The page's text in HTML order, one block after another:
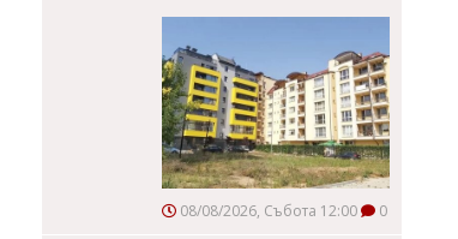
08/08/2026, Събота 12:00 0